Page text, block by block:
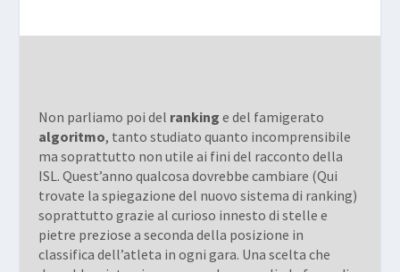
Non parliamo poi del ranking e del famigerato
algoritmo, tanto studiato quanto incomprensibile
ma soprattutto non utile ai fini del racconto della
ISL. Quest’anno qualcosa dovrebbe cambiare (Qui
trovate la spiegazione del nuovo sistema di ranking)
soprattutto grazie al curioso innesto di stelle e
pietre preziose a seconda della posizione in
classifica dell’atleta in ogni gara. Una scelta che